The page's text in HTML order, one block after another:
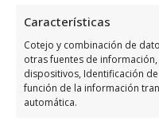
Características
Cotejo y combinación de
otras fuentes de
dispositivos, Identificación
función de la información
automática.
Sábado
Domingo
Opiniones
sobre